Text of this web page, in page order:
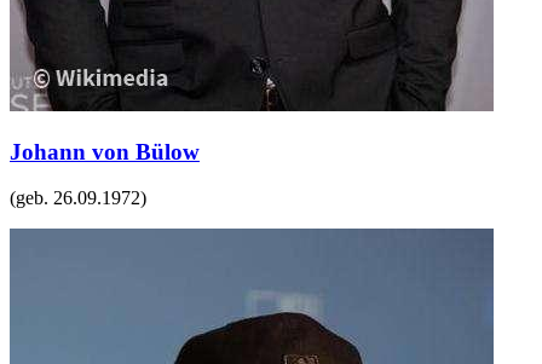
Johann von Bülow
(geb. 26.09.1972)